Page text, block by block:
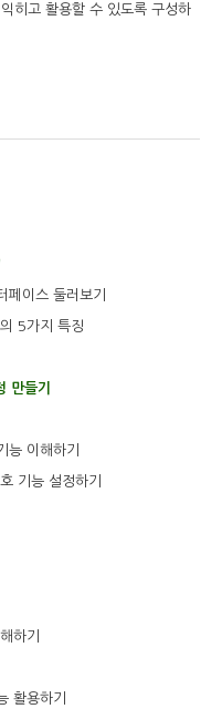
히고 활용할 수 있도록 구성하
이스 둘러보기
5가지 특징
만들기
이해하기
기능 설정하기
하기
활용하기